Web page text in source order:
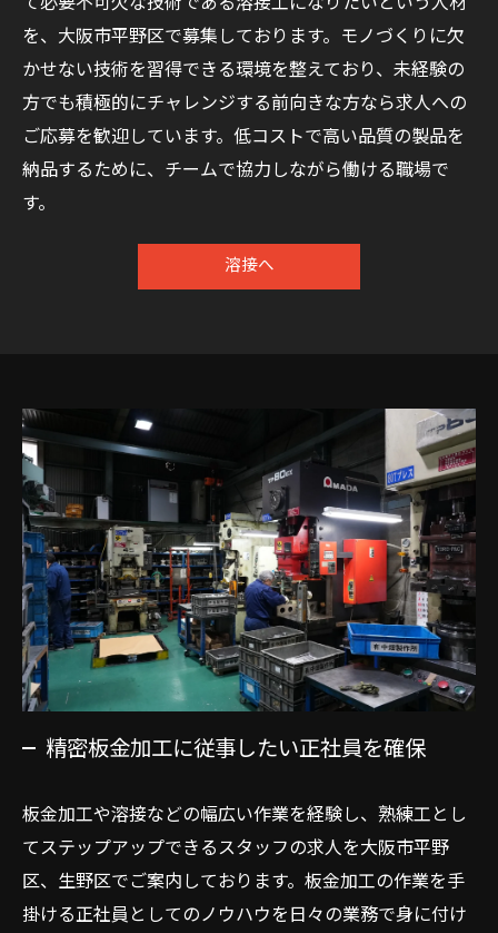
を、大阪市平野区で募集しております。モノづくりに欠
かせない技術を習得できる環境を整えており、未経験の
方でも積極的にチャレンジする前向きな方なら求人への
ご応募を歓迎しています。低コストで高い品質の製品を
納品するために、チームで協力しながら働ける職場で
す。
溶接へ
精密板金加工に従事したい正社員を確保
板金加工や溶接などの幅広い作業を経験し、熟練工とし
てステップアップできるスタッフの求人を大阪市平野
区、生野区でご案内しております。板金加工の作業を手
掛ける正社員としてのノウハウを日々の業務で身に付け